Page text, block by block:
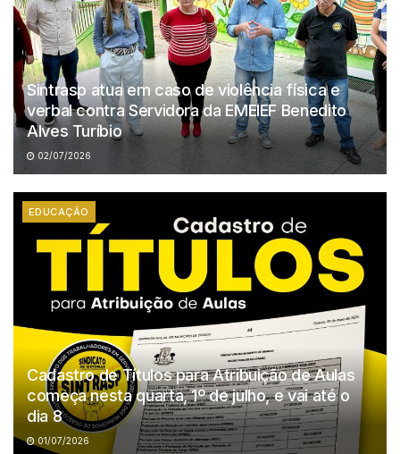
Sintrasp atua em caso de violência física e
verbal contra Servidora da EMEIEF Benedito
Alves Turíbio
02/07/2026
EDUCAÇÃO
Cadastro de Títulos para Atribuição de Aulas
começa nesta quarta, 1º de julho, e vai até o
dia 8
01/07/2026